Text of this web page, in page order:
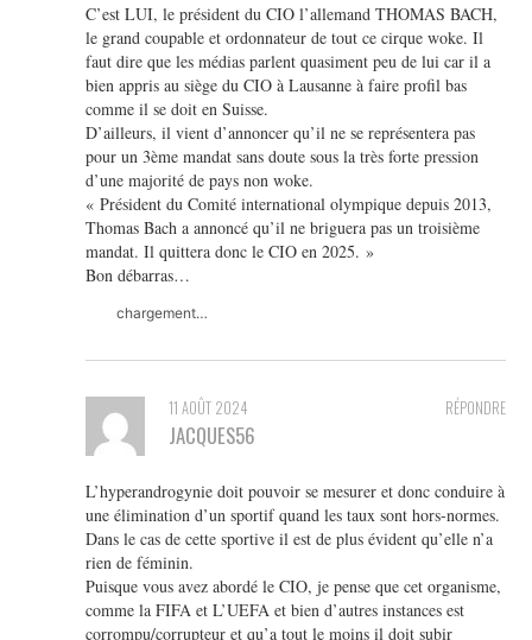
C’est LUI, le président du CIO l’allemand THOMAS BACH,
le grand coupable et ordonnateur de tout ce cirque woke. Il
faut dire que les médias parlent quasiment peu de lui car il a
bien appris au siège du CIO à Lausanne à faire profil bas
comme il se doit en Suisse.
D’ailleurs, il vient d’annoncer qu’il ne se représentera pas
pour un 3ème mandat sans doute sous la très forte pression
d’une majorité de pays non woke.
« Président du Comité international olympique depuis 2013,
Thomas Bach a annoncé qu’il ne briguera pas un troisième
mandat. Il quittera donc le CIO en 2025. »
Bon débarras…
chargement…
RÉPONDRE
11 AOÛT 2024
JACQUES56
L’hyperandrogynie doit pouvoir se mesurer et donc conduire à
une élimination d’un sportif quand les taux sont hors-normes.
Dans le cas de cette sportive il est de plus évident qu’elle n’a
rien de féminin.
Puisque vous avez abordé le CIO, je pense que cet organisme,
comme la FIFA et L’UEFA et bien d’autres instances est
corrompu/corrupteur et qu’a tout le moins il doit subir